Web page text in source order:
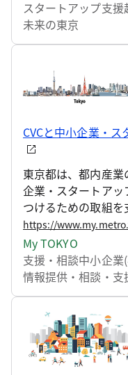
スタートアップ支援
未来の東京
CVCと中小企業・
東京都は、都内産業
企業・スタートア
つけるための取組を
化し、より多くの
トアップの成長を促
My TOKYO
支援・相談中小企業
情報提供・相談・支